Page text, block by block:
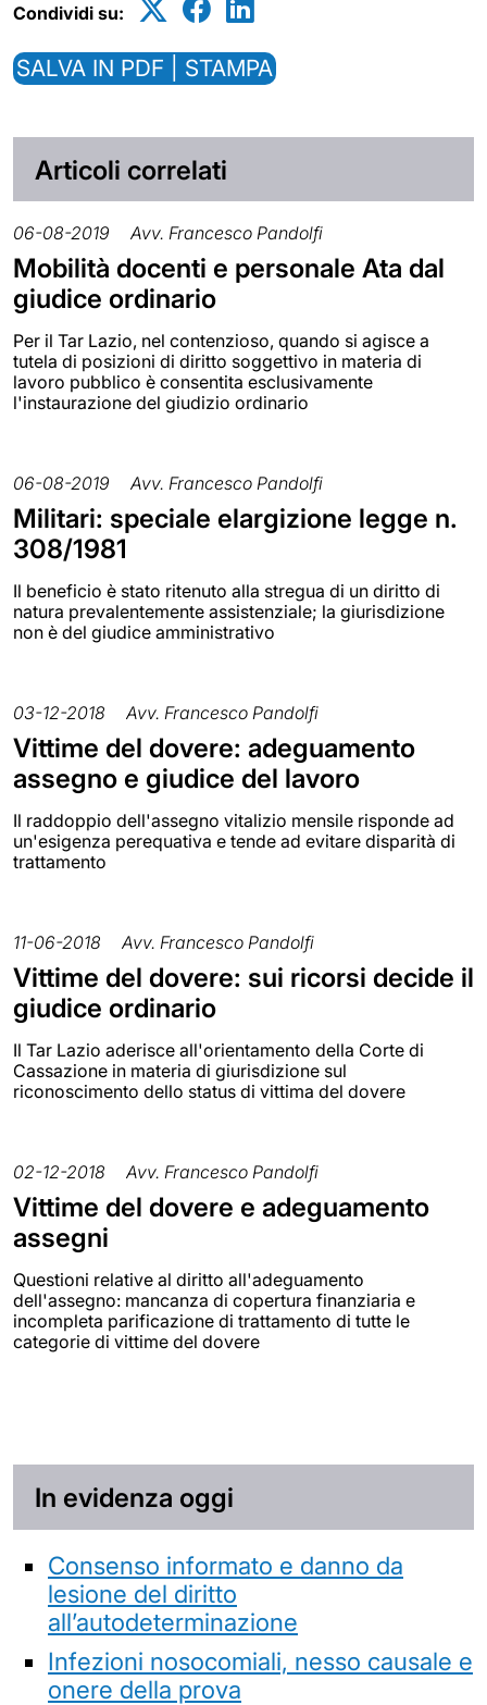
Condividi su:
SALVA IN PDF | STAMPA
Articoli correlati
06-08-2019 Avv. Francesco Pandolfi
Mobilità docenti e personale Ata dal
giudice ordinario
Per il Tar Lazio, nel contenzioso, quando si agisce a
tutela di posizioni di diritto soggettivo in materia di
lavoro pubblico è consentita esclusivamente
l'instaurazione del giudizio ordinario
06-08-2019 Avv. Francesco Pandolfi
Militari: speciale elargizione legge n.
308/1981
Il beneficio è stato ritenuto alla stregua di un diritto di
natura prevalentemente assistenziale; la giurisdizione
non è del giudice amministrativo
03-12-2018 Avv. Francesco Pandolfi
Vittime del dovere: adeguamento
assegno e giudice del lavoro
Il raddoppio dell'assegno vitalizio mensile risponde ad
un'esigenza perequativa e tende ad evitare disparità di
trattamento
11-06-2018 Avv. Francesco Pandolfi
Vittime del dovere: sui ricorsi decide il
giudice ordinario
Il Tar Lazio aderisce all'orientamento della Corte di
Cassazione in materia di giurisdizione sul
riconoscimento dello status di vittima del dovere
02-12-2018 Avv. Francesco Pandolfi
Vittime del dovere e adeguamento
assegni
Questioni relative al diritto all'adeguamento
dell'assegno: mancanza di copertura finanziaria e
incompleta parificazione di trattamento di tutte le
categorie di vittime del dovere
In evidenza oggi
Consenso informato e danno da
lesione del diritto
all’autodeterminazione
Infezioni nosocomiali, nesso causale e
onere della prova